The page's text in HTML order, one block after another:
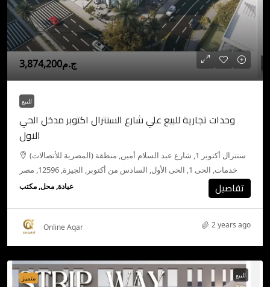
ج.م3,874,200
للبيع
وحدات تجارية للبيع علي شارع السنترال اكتوبر مدخل الحي
الاول
(المصرية للأتصالات) سنترال أكتوبر 1, شارع عبد السلام أمين, منطقة
خدمات, الحى 1, الحى الأول, السادس من أكتوبر, الجيزة, 12596, مصر
عيادة, محل, مكتب تفاصيل
Online Aqar 2 years ago
متميز للبيع